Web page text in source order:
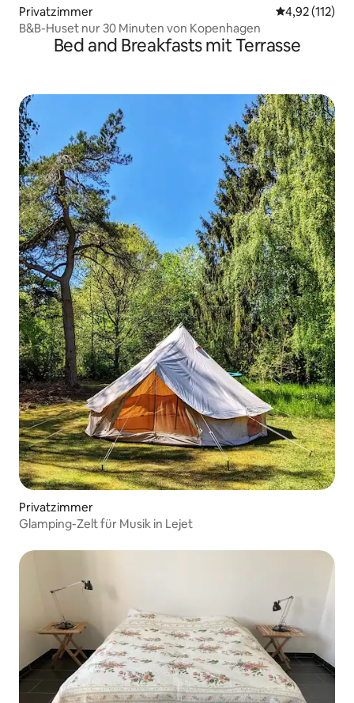
Privatzimmer
4,92 (112)
B&B-Huset nur 30 Minuten von Kopenhagen
Bed and Breakfasts mit Terrasse
Privatzimmer
Glamping-Zelt für Musik in Lejet